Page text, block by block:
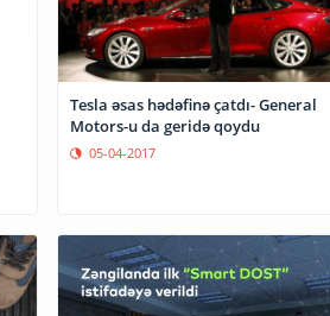
Tesla əsas hədəfinə çatdı- General
Motors-u da geridə qoydu
05-04-2017